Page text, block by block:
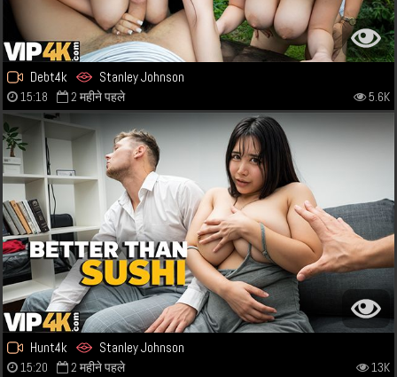
Debt4k Stanley Johnson
15:18 2 महीने पहले 5.6K
Hunt4k Stanley Johnson
15:20 2 महीने पहले 13K